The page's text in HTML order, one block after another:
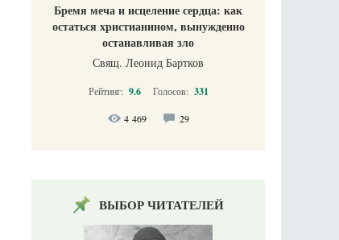
Бремя меча и исцеление сердца: как
остаться христианином, вынужденно
останавливая зло
Свящ. Леонид Бартков
Рейтинг: 9.6 Голосов: 331
4 469 29
ВЫБОР ЧИТАТЕЛЕЙ